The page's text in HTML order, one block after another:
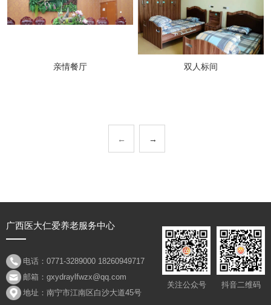
亲情餐厅 双人标间
← →
广西医大仁爱养老服务中心
电话：0771-3289000 18260949717
邮箱：gxydraylfwzx@qq.com
地址：南宁市江南区白沙大道45号
关注公众号 抖音二维码